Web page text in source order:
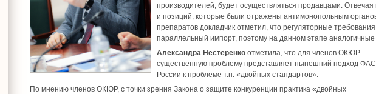
производителей, будет осуществляться продавцами.
и позиций, которые были отражены антимонопольным
препаратов докладчик отметил, что регуляторные
параллельный импорт, поэтому на данном этапе
Александра Нестеренко отметила, что для членов ОКЮР
существенную проблему представляет нынешний подход ФАС
России к проблеме т.н. «двойных стандартов».
По мнению членов ОКЮР, с точки зрения Закона о защите конкуренции практика «двойных